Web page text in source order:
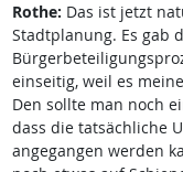
Rothe: Das ist jetzt
Stadtplanung. Es gab
einseitig, weil es
Den sollte man noch
dass die tatsächliche
angegangen werden